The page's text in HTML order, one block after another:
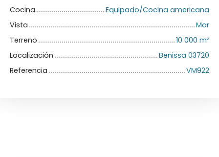
Cocina
Equipado/Cocina americana
Vista
Mar
Terreno
10 000 m²
Localización
Benissa 03720
Referencia
VM922